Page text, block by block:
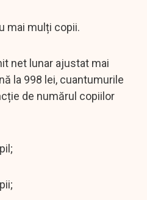
mai mulți copii.
net lunar ajustat mai
la 998 lei, cuantumurile
de numărul copiilor